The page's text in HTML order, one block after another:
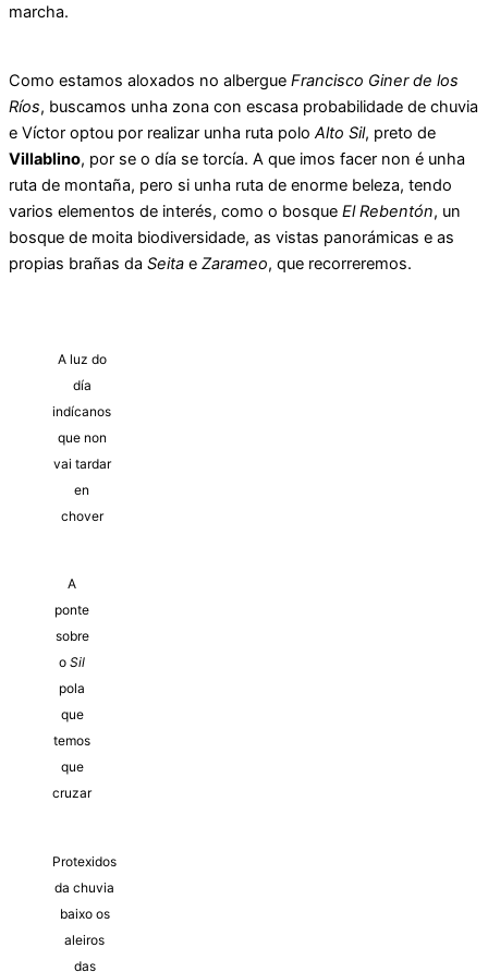
marcha.
Como estamos aloxados no albergue Francisco Giner de los
Ríos, buscamos unha zona con escasa probabilidade de chuvia
e Víctor optou por realizar unha ruta polo Alto Sil, preto de
Villablino, por se o día se torcía. A que imos facer non é unha
ruta de montaña, pero si unha ruta de enorme beleza, tendo
varios elementos de interés, como o bosque El Rebentón, un
bosque de moita biodiversidade, as vistas panorámicas e as
propias brañas da Seita e Zarameo, que recorreremos.
A luz do
día
indícanos
que non
vai tardar
en
chover
A
ponte
sobre
o Sil
pola
que
temos
que
cruzar
Protexidos
da chuvia
baixo os
aleiros
das